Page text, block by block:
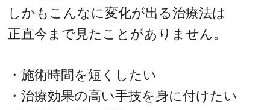
しかもこんなに変化が出る治療法は
正直今まで見たことがありません。
・施術時間を短くしたい
・治療効果の高い手技を身に付けたい